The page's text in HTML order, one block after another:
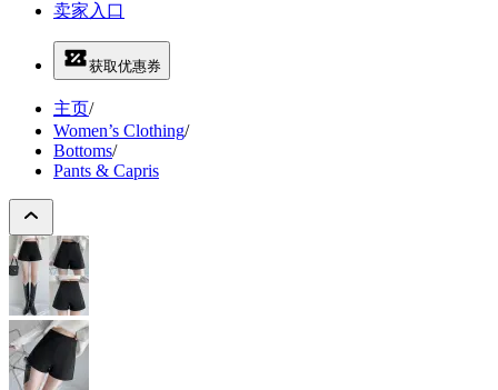
卖家入口
获取优惠券
主页/
Women’s Clothing/
Bottoms/
Pants & Capris